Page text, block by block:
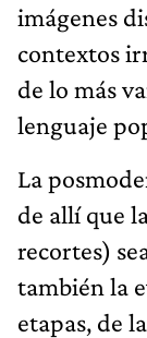
imágenes
contextos
de lo más
lenguaje
La
de allí que
recortes)
también la
etapas, de